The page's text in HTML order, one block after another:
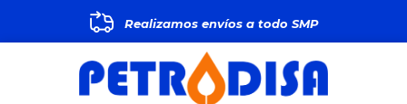
Realizamos envíos a todo SMP